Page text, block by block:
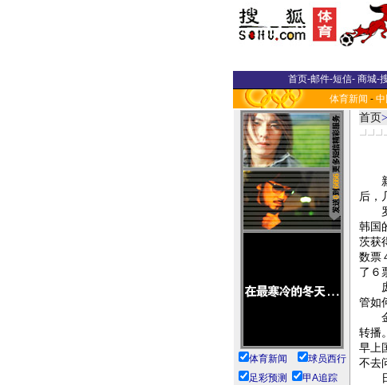
首页-邮件-短信- 商城-
体育新闻 -
体育新闻
球员西行
足彩预测
甲A追踪
首页>
新
后，
罗
韩国
茨获
数票
了６
庞
管如
金
转播
早上
不去
日